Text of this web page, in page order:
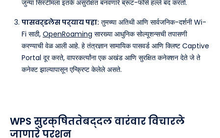
जुन्या सिस्टीमला इतके असुरक्षित बनवणारे ब्रूट-फोर्स हल्ले बंद करतो.
पासवर्डलेस पर्याय पहा: तुमच्या अतिथी आणि सार्वजनिक-दर्शनी Wi-
Fi साठी, OpenRoaming सारख्या आधुनिक सोल्यूशन्सची तपासणी
करण्याची वेळ आली आहे. हे तंत्रज्ञान सामायिक पासवर्ड आणि क्लिष्ट Captive
Portal दूर करते, वापरकर्त्यांना एक अखंड आणि सुरक्षित कनेक्शन देते जे ते
कनेक्ट झाल्यापासून एन्क्रिप्ट केलेले असते.
WPS सुरक्षिततेबद्दल वारंवार विचारले
जाणारे प्रश्न